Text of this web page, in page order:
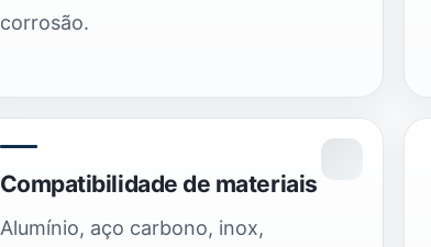
corrosão.
Compatibilidade de materiais
Alumínio, aço carbono, inox,